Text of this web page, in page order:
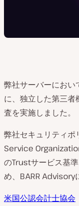
弊社サーバーにおい
に、独立した第三
査を実施しました。
弊社セキュリティポ
Service
のTrustサービス基
め、BARR Advisory
米国公認会計士協会